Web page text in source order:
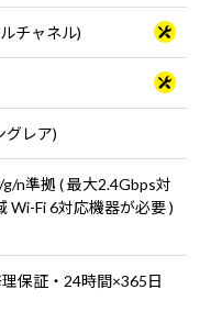
チャネル)
グレア)
n準拠 ( 最大2.4Gbps対
Wi-Fi 6対応機器が必要 )
保証・24時間×365日